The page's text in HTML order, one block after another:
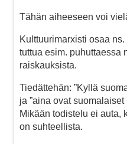
Tähän aiheeseen voi
Kulttuurimarxisti osaa
tuttua esim. puhuttaessa
raiskauksista.
Tiedättehän: ”Kyllä
ja ”aina ovat
Mikään todistelu ei auta,
on suhteellista.